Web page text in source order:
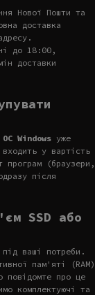
Нової Пошти та
доставка
до 18:00,
доставки
Windows уже
у вартість
програм (браузери,
після
SSD або
ваші потреби.
пам'яті (RAM)
повідомте про це
комплектуючі та